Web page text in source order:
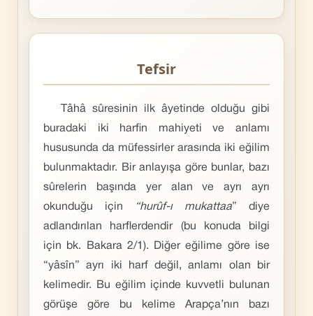
Tefsir
Tâhâ sûresinin ilk âyetinde olduğu gibi
buradaki iki harfin mahiyeti ve anlamı
hususunda da müfessirler arasında iki eğilim
bulunmaktadır. Bir anlayışa göre bunlar, bazı
sûrelerin başında yer alan ve ayrı ayrı
okunduğu için
“hurûf-ı mukattaa” diye
adlandırılan harflerdendir (bu konuda bilgi
için bk. Bakara 2/1). Diğer eğilime göre ise
“yâsîn” ayrı iki harf değil, anlamı olan bir
kelimedir. Bu eğilim içinde kuvvetli bulunan
görüşe göre bu kelime Arapça’nın bazı